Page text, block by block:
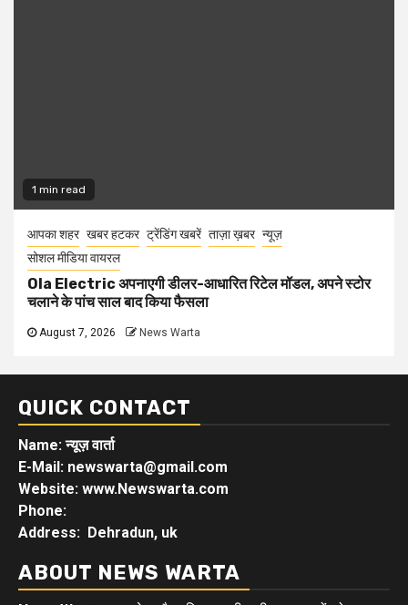
1 min read
आपका शहर खबर हटकर ट्रेंडिंग खबरें ताज़ा ख़बर न्यूज़
सोशल मीडिया वायरल
Ola Electric अपनाएगी डीलर-आधारित रिटेल मॉडल, अपने स्टोर
चलाने के पांच साल बाद किया फैसला
August 7, 2026 News Warta
QUICK CONTACT
Name: न्यूज़ वार्ता
E-Mail: newswarta@gmail.com
Website: www.Newswarta.com
Phone:
Address: Dehradun, uk
ABOUT NEWS WARTA